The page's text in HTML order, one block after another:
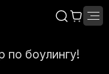
по боулингу!